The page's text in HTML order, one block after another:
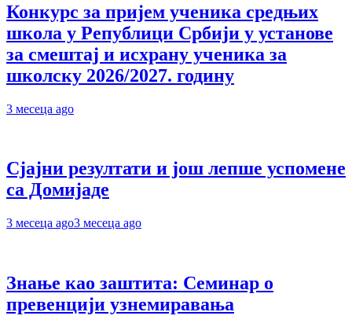
Конкурс за пријем ученика средњих
школа у Републици Србији у установе
за смештај и исхрану ученика за
школску 2026/2027. годину
3 месеца ago
Сјајни резултати и још лепше успомене
са Домијаде
3 месеца ago3 месеца ago
Знање као заштита: Семинар о
превенцији узнемиравања